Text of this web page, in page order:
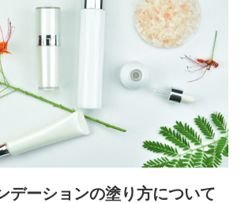
デーションの塗り方について